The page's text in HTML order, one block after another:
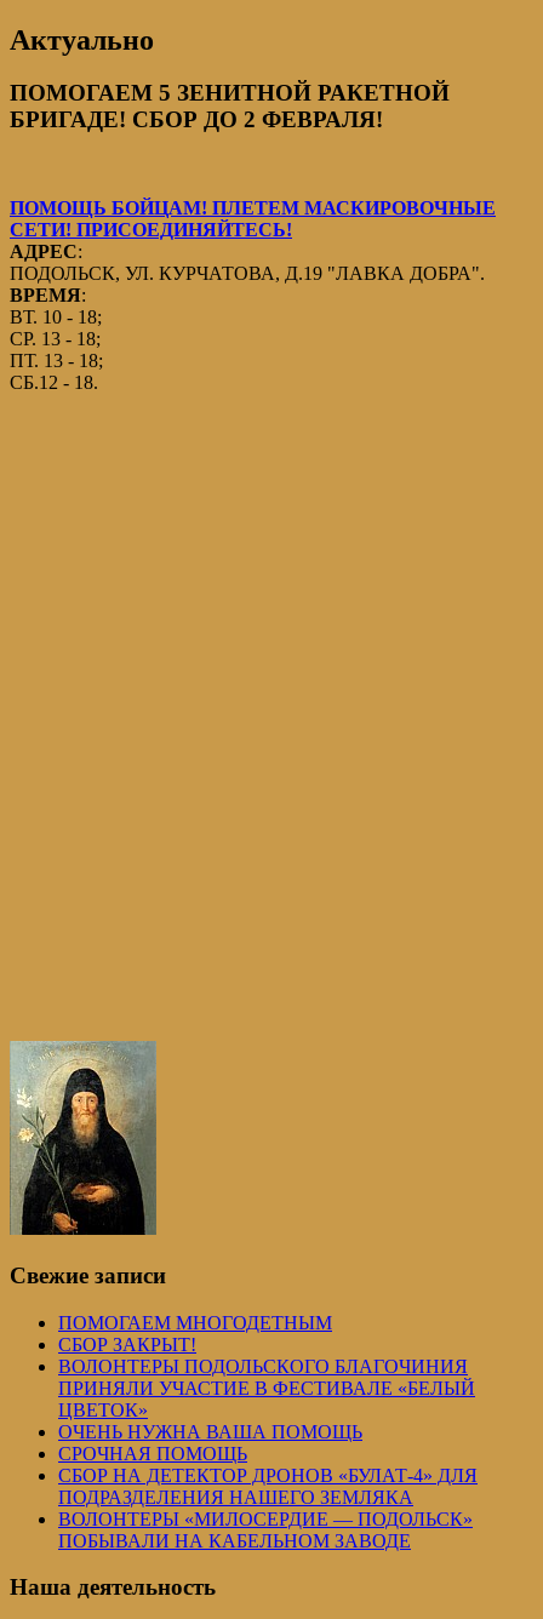
Актуально
ПОМОГАЕМ 5 ЗЕНИТНОЙ РАКЕТНОЙ
БРИГАДЕ! СБОР ДО 2 ФЕВРАЛЯ!
ПОМОЩЬ БОЙЦАМ! ПЛЕТЕМ МАСКИРОВОЧНЫЕ
СЕТИ! ПРИСОЕДИНЯЙТЕСЬ!
АДРЕС:
ПОДОЛЬСК, УЛ. КУРЧАТОВА, Д.19 "ЛАВКА ДОБРА".
ВРЕМЯ:
ВТ. 10 - 18;
СР. 13 - 18;
ПТ. 13 - 18;
СБ.12 - 18.
Свежие записи
ПОМОГАЕМ МНОГОДЕТНЫМ
СБОР ЗАКРЫТ!
ВОЛОНТЕРЫ ПОДОЛЬСКОГО БЛАГОЧИНИЯ
ПРИНЯЛИ УЧАСТИЕ В ФЕСТИВАЛЕ «БЕЛЫЙ
ЦВЕТОК»
ОЧЕНЬ НУЖНА ВАША ПОМОЩЬ
СРОЧНАЯ ПОМОЩЬ
СБОР НА ДЕТЕКТОР ДРОНОВ «БУЛАТ-4» ДЛЯ
ПОДРАЗДЕЛЕНИЯ НАШЕГО ЗЕМЛЯКА
ВОЛОНТЕРЫ «МИЛОСЕРДИЕ — ПОДОЛЬСК»
ПОБЫВАЛИ НА КАБЕЛЬНОМ ЗАВОДЕ
Наша деятельность